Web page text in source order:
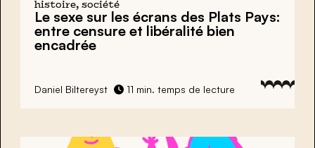
histoire, société
Le sexe sur les écrans des Plats Pays:
entre censure et libéralité bien
encadrée
Daniel Biltereyst 11 min. temps de lecture